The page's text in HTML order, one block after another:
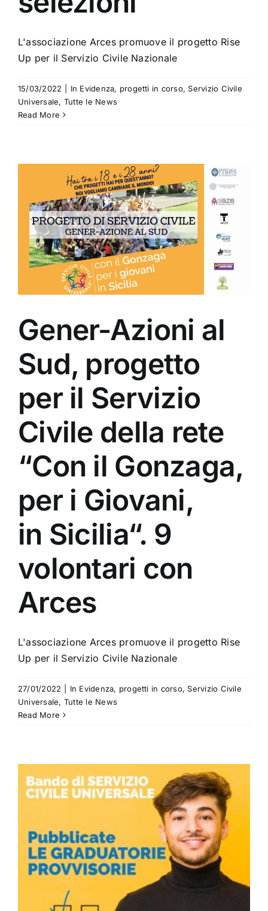
L'associazione Arces promuove il progetto Rise
Up per il Servizio Civile Nazionale
15/03/2022 In Evidenza, progetti in corso,Servizio Civile
Universale, Tutte le News
Read More
Gener-Azioni al
Sud, progetto
per il Servizio
Civile della rete
“Con il Gonzaga,
per i Giovani,
in Sicilia“. 9
volontari con
Arces
L'associazione Arces promuove il progetto Rise
Up per il Servizio Civile Nazionale
27/01/2022 In Evidenza, progetti in corso,Servizio Civile
Universale, Tutte le News
Read More